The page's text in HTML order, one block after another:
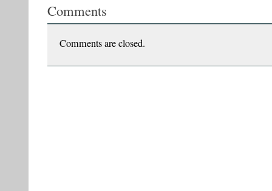
un
Comments
Comments are closed.